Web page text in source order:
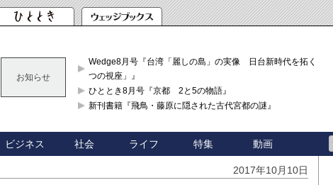
お知らせ
Wedge8月号『台湾「麗しの島」の実像 日台新時代を拓く「3
つの視座」』
ひととき8月号『京都 2と5の物語』
新刊書籍『飛鳥・藤原に隠された古代宮都の謎』
ビジネス 社会 ライフ 特集 動画
2017年10月10日